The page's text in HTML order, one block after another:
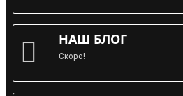
НАШ БЛОГ
Скоро!